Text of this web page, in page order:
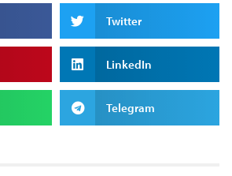
Twitter
LinkedIn
Telegram